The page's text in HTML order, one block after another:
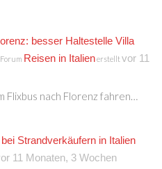
besser Haltestelle Villa
Reisen in Italienerstellt vor 11
Flixbus nach Florenz fahren…
Strandverkäufern in Italien
11 Monaten, 3 Wochen